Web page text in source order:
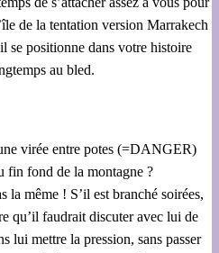
de la tentation version Marrakech
se positionne dans votre histoire
au bled.
virée entre potes (=DANGER)
fin fond de la montagne ?
la même ! S’il est branché soirées,
qu’il faudrait discuter avec lui de
lui mettre la pression, sans passer